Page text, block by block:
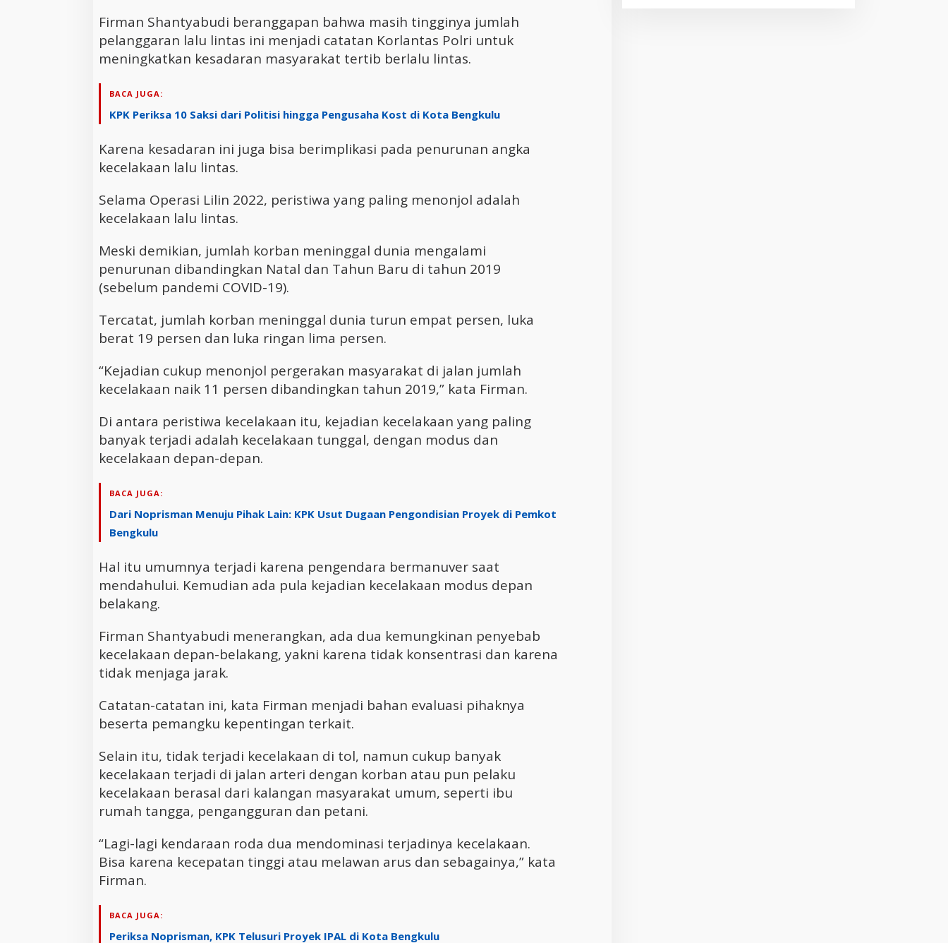
Firman Shantyabudi beranggapan bahwa masih tingginya jumlah
pelanggaran lalu lintas ini menjadi catatan Korlantas Polri untuk
meningkatkan kesadaran masyarakat tertib berlalu lintas.
BACA JUGA:
KPK Periksa 10 Saksi dari Politisi hingga Pengusaha Kost di Kota Bengkulu
Karena kesadaran ini juga bisa berimplikasi pada penurunan angka
kecelakaan lalu lintas.
Selama Operasi Lilin 2022, peristiwa yang paling menonjol adalah
kecelakaan lalu lintas.
Meski demikian, jumlah korban meninggal dunia mengalami
penurunan dibandingkan Natal dan Tahun Baru di tahun 2019
(sebelum pandemi COVID-19).
Tercatat, jumlah korban meninggal dunia turun empat persen, luka
berat 19 persen dan luka ringan lima persen.
“Kejadian cukup menonjol pergerakan masyarakat di jalan jumlah
kecelakaan naik 11 persen dibandingkan tahun 2019,” kata Firman.
Di antara peristiwa kecelakaan itu, kejadian kecelakaan yang paling
banyak terjadi adalah kecelakaan tunggal, dengan modus dan
kecelakaan depan-depan.
BACA JUGA:
Dari Noprisman Menuju Pihak Lain: KPK Usut Dugaan Pengondisian Proyek di Pemkot
Bengkulu
Hal itu umumnya terjadi karena pengendara bermanuver saat
mendahului. Kemudian ada pula kejadian kecelakaan modus depan
belakang.
Firman Shantyabudi menerangkan, ada dua kemungkinan penyebab
kecelakaan depan-belakang, yakni karena tidak konsentrasi dan karena
tidak menjaga jarak.
Catatan-catatan ini, kata Firman menjadi bahan evaluasi pihaknya
beserta pemangku kepentingan terkait.
Selain itu, tidak terjadi kecelakaan di tol, namun cukup banyak
kecelakaan terjadi di jalan arteri dengan korban atau pun pelaku
kecelakaan berasal dari kalangan masyarakat umum, seperti ibu
rumah tangga, pengangguran dan petani.
“Lagi-lagi kendaraan roda dua mendominasi terjadinya kecelakaan.
Bisa karena kecepatan tinggi atau melawan arus dan sebagainya,” kata
Firman.
BACA JUGA:
Periksa Noprisman, KPK Telusuri Proyek IPAL di Kota Bengkulu